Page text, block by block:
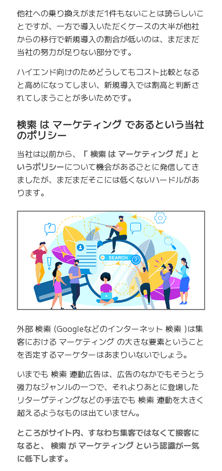
他社への乗り換えがまだ1件もないことは誇らしいこ
とですが、一方で導入いただくケースの大半が他社
からの移行で新規導入の割合が低いのは、まだまだ
当社の努力が足りない部分です。
ハイエンド向けのためどうしてもコスト比較となる
と高めになってしまい、新規導入では割高と判断さ
れてしまうことが多いためです。
検索 は マーケティング であるという当社
のポリシー
当社は以前から、
「 検索 は マーケティング だ」と
いうポリシーについて機会があるごとに発信してき
ましたが、まだまだそこには低くないハードルがあ
ります。
外部 検索 (Googleなどのインターネット 検索 )は集
客における マーケティング の大きな要素ということ
を否定するマーケターはあまりいないでしょう。
いまでも 検索 連動広告は、広告のなかでもそうとう
強力なジャンルの一つで、それよりあとに登場した
リターゲティングなどの手法でも 検索 連動を大きく
超えるようなものは出ていません。
ところがサイト内、すなわち集客ではなくて接客に
なると、 検索 が マーケティング という認識が一気
に低下します。